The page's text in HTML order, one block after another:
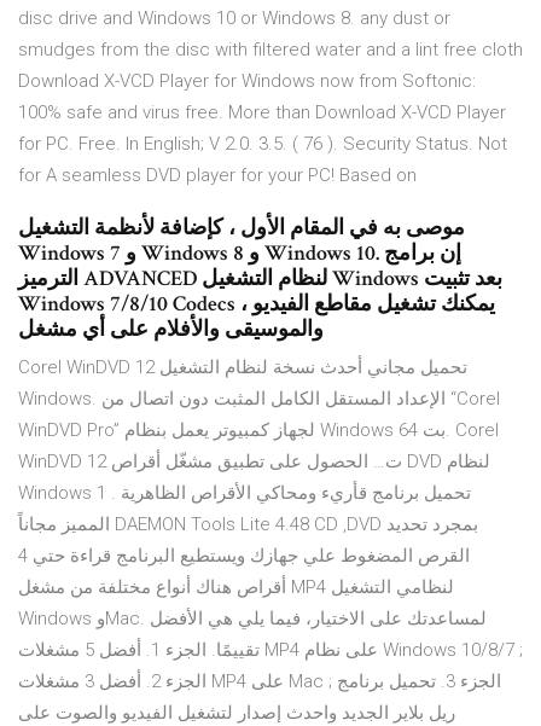
disc drive and Windows 10 or Windows 8. any dust or
smudges from the disc with filtered water and a lint free cloth
Download X-VCD Player for Windows now from Softonic:
100% safe and virus free. More than Download X-VCD Player
for PC. Free. In English; V 2.0. 3.5. ( 76 ). Security Status. Not
for A seamless DVD player for your PC! Based on
موصى به في المقام الأول ، كإضافة لأنظمة التشغيل
Windows 7 و Windows 8 و Windows 10. إن برامج
الترميز ADVANCED لنظام التشغيل Windows بعد تثبيت
Windows 7/8/10 Codecs ، يمكنك تشغيل مقاطع الفيديو
والموسيقى والأفلام على أي مشغل
Corel WinDVD 12 تحميل مجاني أحدث نسخة لنظام التشغيل
Windows. الإعداد المستقل الكامل المثبت دون اتصال من “Corel
WinDVD Pro” لجهاز كمبيوتر يعمل بنظام Windows 64 بت. Corel
WinDVD 12 ت… الحصول على تطبيق مشغّل أقراص DVD لنظام
Windows 1 . تحميل برنامج قأريء ومحاكي الأقراص الظاهرية
المميز مجاناً DAEMON Tools Lite 4.48 CD ,DVD بمجرد تحديد
القرص المضغوط علي جهازك ويستطيع البرنامج قراءة حتي 4
أقراص هناك أنواع مختلفة من مشغل MP4 لنظامي التشغيل
Windows وMac. لمساعدتك على الاختيار، فيما يلي هي الأفضل
تقييمًا. الجزء 1. أفضل 5 مشغلات MP4 على نظام Windows 10/8/7 ;
الجزء 2. أفضل 3 مشغلات MP4 على Mac ; الجزء 3. تحميل برنامج
ريل بلاير الجديد واحدث إصدار لتشغيل الفيديو والصوت على